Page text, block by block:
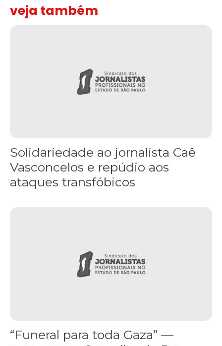
veja também
Solidariedade ao jornalista Caê
Vasconcelos e repúdio aos
ataques transfóbicos
“Funeral para toda Gaza” —